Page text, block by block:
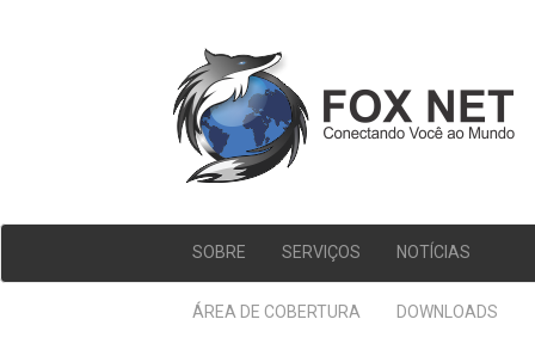
SOBRE SERVIÇOS NOTÍCIAS
ÁREA DE COBERTURA DOWNLOADS